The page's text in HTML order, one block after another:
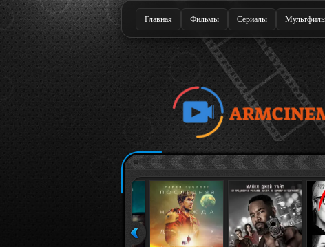
Главная Фильмы Сериалы